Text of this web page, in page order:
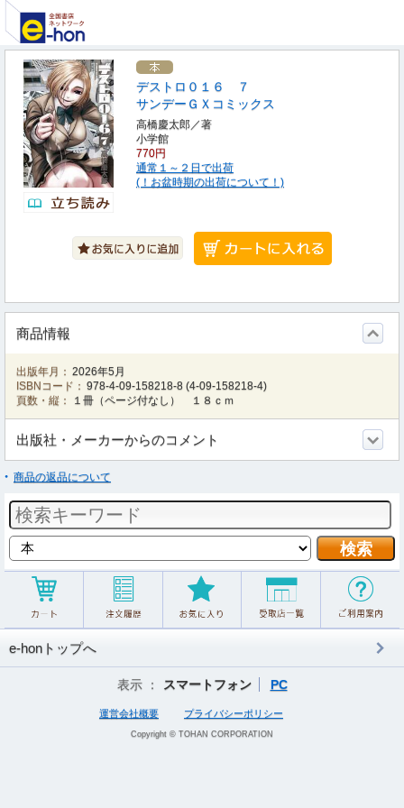
デストロ０１６ ７
サンデーＧＸコミックス
高橋慶太郎／著
小学館
770円
通常１～２日で出荷
(！お盆時期の出荷について！)
商品情報
出版年月： 2026年5月
ISBNコード： 978-4-09-158218-8 (4-09-158218-4)
頁数・縦：
１冊（ページ付なし） １８ｃｍ
出版社・メーカーからのコメント
商品の返品について
e-honトップへ
表示 ： スマートフォン PC
運営会社概要 プライバシーポリシー
Copyright © TOHAN CORPORATION